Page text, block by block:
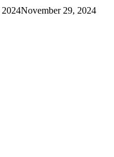
November 29, 2024